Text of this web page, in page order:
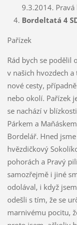
9.3.2014. Pravá
Bordeltatá 4
Pařízek
Rád bych se podělil
v našich hvozdech
nové cesty,
nebo okolí. Pařízek
se nachází v
Párkem a
Bordelář. Hned
hvězdičkový
pohorách a Pravý
samozřejmě i jiné
odolával, i když
odešli s tím, že se
marnivému pocitu,